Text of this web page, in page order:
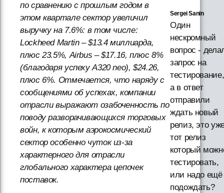
по сравнению с прошлым годом в
этом квартале сектор увеличил
выручку на 7.6%: в том числе:
Lockheed Martin – $13.4 миллиарда,
плюс 23.5%, Airbus – $17.16, плюс 8%
(благодаря успеху А320 neo), $24.26,
плюс 6%. Отмечается, что наряду с
сообщениями об успехах, компании
отрасли выражают озабоченность по
поводу разворачивающихся торговых
войн, к которым аэрокосмический
сектор особенно чуток из-за
характерного для отрасли
глобального характера цепочек
поставок.
Sergei Sanin
Один
нескромный
вопрос -
запрос на
тестирование,
а в ответ
отправили
ждать новый
релиз, это
тот релиз
который
тестировать,
или надо ещё
подождать?